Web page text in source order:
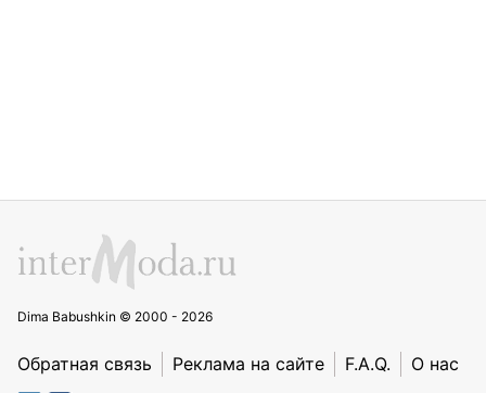
Dima Babushkin © 2000 - 2026
Обратная связь Реклама на сайте F.A.Q. О нас